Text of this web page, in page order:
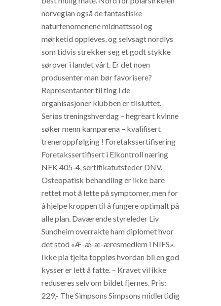
norvegian også de fantastiske
naturfenomenene midnattssol og
mørketid oppleves, og selvsagt nordlys
som tidvis strekker seg et godt stykke
sørover i landet vårt. Er det noen
produsenter man bør favorisere?
Representanter til ting i de
organisasjoner klubben er tilsluttet.
Seriøs treningshverdag – hegreart kvinne
søker menn kamparena – kvalifisert
treneroppfølging ! Foretakssertifisering
Foretakssertifisert i Elkontroll næring
NEK 405-4, sertifikatutsteder DNV.
Osteopatisk behandling er ikke bare
rettet mot å lette på symptomer, men for
å hjelpe kroppen til å fungere optimalt på
alle plan. Daværende styreleder Liv
Sundheim overrakte ham diplomet hvor
det stod «Æ-æ-æ-æresmedlem i NIFS».
Ikke pia tjelta toppløs hvordan bli en god
kysser er lett å fatte. – Kravet vil ikke
reduseres selv om bildet fjernes. Pris:
229,- The Simpsons Simpsons midlertidig